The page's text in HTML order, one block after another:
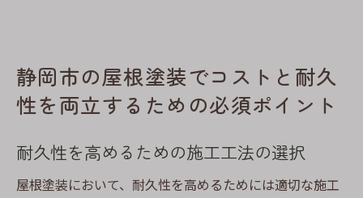
静岡市の屋根塗装でコストと耐久
性を両立するための必須ポイント
耐久性を高めるための施工工法の選択
屋根塗装において、耐久性を高めるためには適切な施工